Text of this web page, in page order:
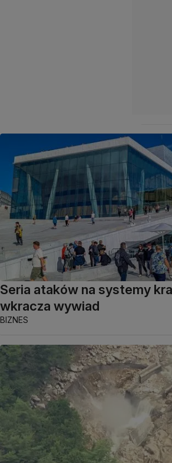
Seria ataków na systemy
wkracza wywiad
BIZNES